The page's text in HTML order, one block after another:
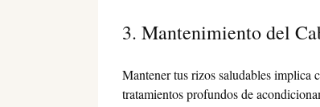
3. Mantenimiento del
Mantener tus rizos saludables implica
tratamientos profundos de